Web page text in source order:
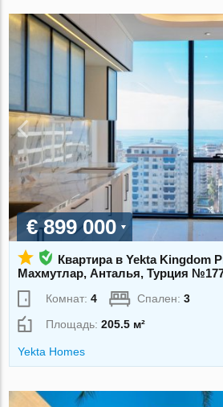
€ 899 000
Квартира в Yekta Kingdom
Махмутлар, Анталья, Турция
Комнат:4 Спален:3
Площадь:205.5 м²
Yekta Homes